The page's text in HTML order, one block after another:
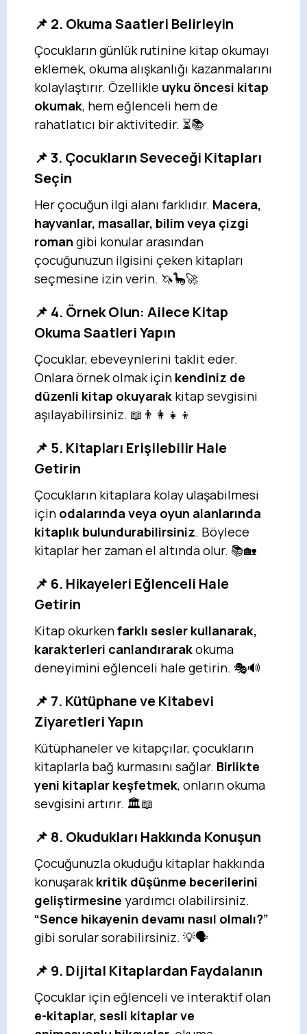
📌 2. Okuma Saatleri Belirleyin
Çocukların günlük rutinine kitap okumayı
eklemek, okuma alışkanlığı kazanmalarını
kolaylaştırır. Özellikle uyku öncesi kitap
okumak, hem eğlenceli hem de
rahatlatıcı bir aktivitedir. ⏳📚
📌 3. Çocukların Seveceği Kitapları
Seçin
Her çocuğun ilgi alanı farklıdır. Macera,
hayvanlar, masallar, bilim veya çizgi
roman gibi konular arasından
çocuğunuzun ilgisini çeken kitapları
seçmesine izin verin. 🦄🦕🚀
📌 4. Örnek Olun: Ailece Kitap
Okuma Saatleri Yapın
Çocuklar, ebeveynlerini taklit eder.
Onlara örnek olmak için kendiniz de
düzenli kitap okuyarak kitap sevgisini
aşılayabilirsiniz. 📖👨‍👩‍👧‍👦
📌 5. Kitapları Erişilebilir Hale
Getirin
Çocukların kitaplara kolay ulaşabilmesi
için odalarında veya oyun alanlarında
kitaplık bulundurabilirsiniz. Böylece
kitaplar her zaman el altında olur. 📚🏡
📌 6. Hikayeleri Eğlenceli Hale
Getirin
Kitap okurkenfarklı sesler kullanarak,
karakterleri canlandırarakokuma
deneyimini eğlenceli hale getirin. 🎭🔊
📌 7. Kütüphane ve Kitabevi
Ziyaretleri Yapın
Kütüphaneler ve kitapçılar, çocukların
kitaplarla bağ kurmasını sağlar. Birlikte
yeni kitaplar keşfetmek, onların okuma
sevgisini artırır. 🏛️📖
📌 8. Okudukları Hakkında Konuşun
Çocuğunuzla okuduğu kitaplar hakkında
konuşarakkritik düşünme becerilerini
geliştirmesine yardımcı olabilirsiniz.
“Sence hikayenin devamı nasıl olmalı?”
gibi sorular sorabilirsiniz. 💡🗣️
📌 9. Dijital Kitaplardan Faydalanın
Çocuklar için eğlenceli ve interaktif olan
e-kitaplar, sesli kitaplar ve